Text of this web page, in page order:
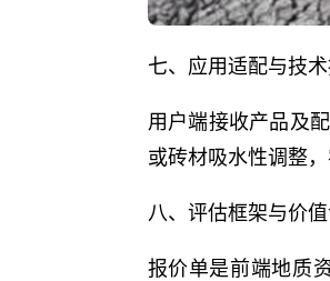
七、应用适配与技
用户端接收产品及
或砖材吸水性调整
八、评估框架与价
报价单是前端地质